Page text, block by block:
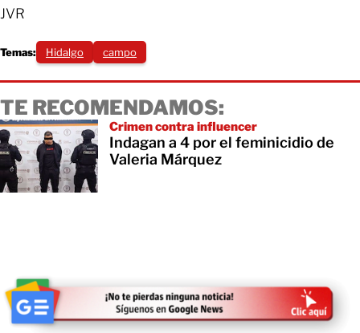
JVR
Temas: Hidalgo campo
TE RECOMENDAMOS:
Crimen contra influencer
Indagan a 4 por el feminicidio de
Valeria Márquez